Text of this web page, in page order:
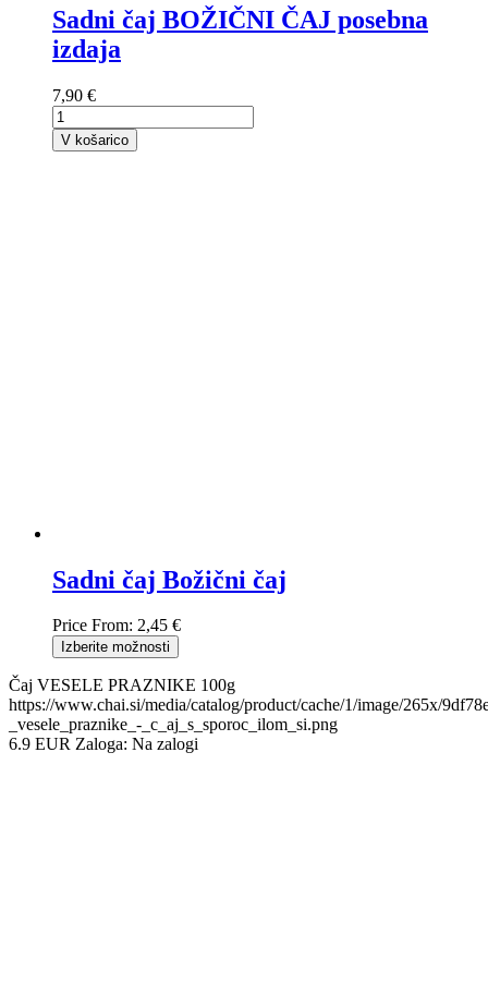
Sadni čaj BOŽIČNI ČAJ posebna
izdaja
7,90 €
V košarico
Sadni čaj Božični čaj
Price From: 2,45 €
Izberite možnosti
Čaj VESELE PRAZNIKE 100g
https://www.chai.si/media/catalog/product/cache/1/image/265x/
_vesele_praznike_-_c_aj_s_sporoc_ilom_si.png
6.9 EUR Zaloga: Na zalogi